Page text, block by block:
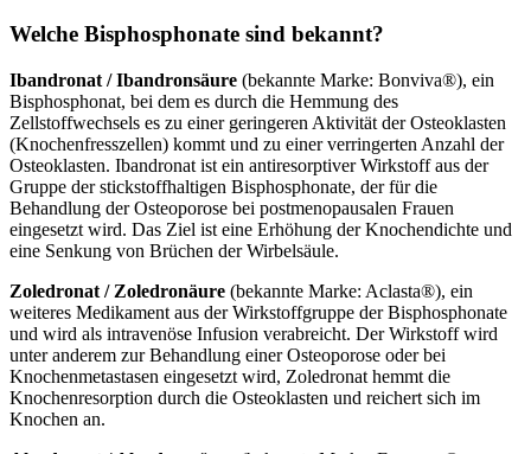
Welche Bisphosphonate sind bekannt?
Ibandronat / Ibandronsäure (bekannte Marke: Bonviva®), ein
Bisphosphonat, bei dem es durch die Hemmung des
Zellstoffwechsels es zu einer geringeren Aktivität der Osteoklasten
(Knochenfresszellen) kommt und zu einer verringerten Anzahl der
Osteoklasten. Ibandronat ist ein antiresorptiver Wirkstoff aus der
Gruppe der stickstoffhaltigen Bisphosphonate, der für die
Behandlung der Osteoporose bei postmenopausalen Frauen
eingesetzt wird. Das Ziel ist eine Erhöhung der Knochendichte und
eine Senkung von Brüchen der Wirbelsäule.
Zoledronat / Zoledronäure (bekannte Marke: Aclasta®), ein
weiteres Medikament aus der Wirkstoffgruppe der Bisphosphonate
und wird als intravenöse Infusion verabreicht. Der Wirkstoff wird
unter anderem zur Behandlung einer Osteoporose oder bei
Knochenmetastasen eingesetzt wird, Zoledronat hemmt die
Knochenresorption durch die Osteoklasten und reichert sich im
Knochen an.